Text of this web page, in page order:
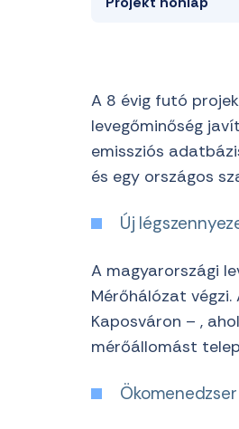
A 8 évig futó
levegőminőség
emissziós
és egy országos
Új
A magyarországi
Mérőhálózat
Kaposváron – ,
mérőállomást